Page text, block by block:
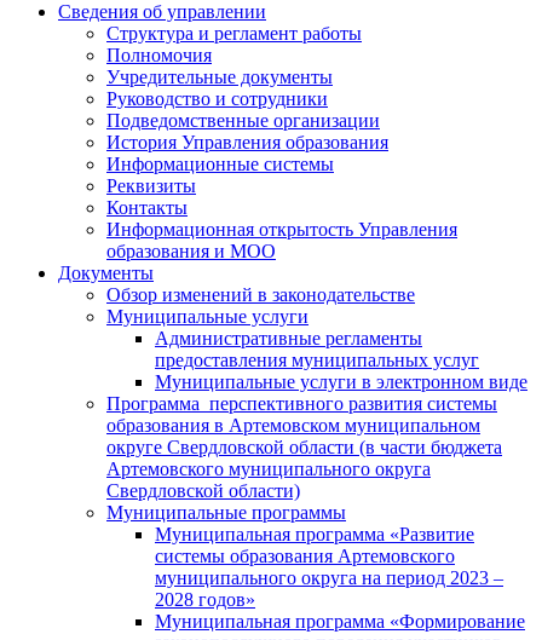
Сведения об управлении
Структура и регламент работы
Полномочия
Учредительные документы
Руководство и сотрудники
Подведомственные организации
История Управления образования
Информационные системы
Реквизиты
Контакты
Информационная открытость Управления
образования и МОО
Документы
Обзор изменений в законодательстве
Муниципальные услуги
Административные регламенты
предоставления муниципальных услуг
Муниципальные услуги в электронном виде
Программа перспективного развития системы
образования в Артемовском муниципальном
округе Свердловской области (в части бюджета
Артемовского муниципального округа
Свердловской области)
Муниципальные программы
Муниципальная программа «Развитие
системы образования Артемовского
муниципального округа на период 2023 –
2028 годов»
Муниципальная программа «Формирование